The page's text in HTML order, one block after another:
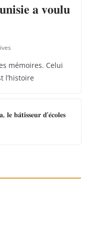
𝐚 𝐯𝐨𝐮𝐥𝐮
mémoires. Celui
l’histoire
𝐛𝐚̂𝐭𝐢𝐬𝐬𝐞𝐮𝐫 𝐝’𝐞́𝐜𝐨𝐥𝐞𝐬